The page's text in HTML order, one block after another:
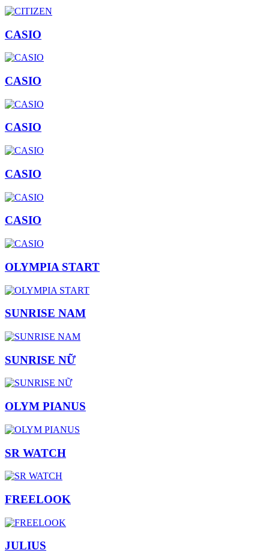
CASIO
CASIO
CASIO
CASIO
CASIO
OLYMPIA START
SUNRISE NAM
SUNRISE NỮ
OLYM PIANUS
SR WATCH
FREELOOK
JULIUS